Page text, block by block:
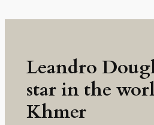
Leandro
star in the
Khmer